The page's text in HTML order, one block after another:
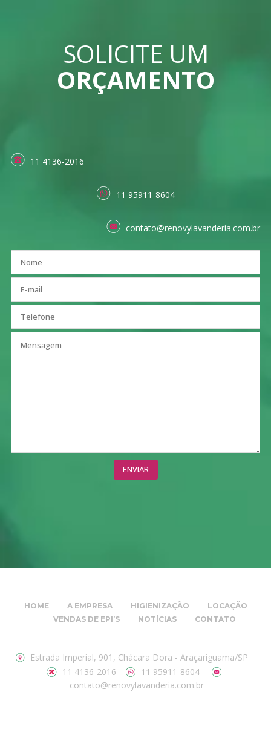
SOLICITE UM
ORÇAMENTO
11 4136-2016
11 95911-8604
contato@renovylavanderia.com.br
HOME A EMPRESA HIGIENIZAÇÃO
LOCAÇÃO
VENDAS DE EPI’S
NOTÍCIAS CONTATO
Estrada Imperial, 901, Chácara Dora - Araçariguama/SP
11 4136-2016
11 95911-8604
contato@renovylavanderia.com.br